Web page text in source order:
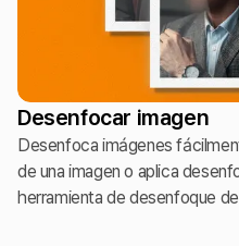
Desenfocar imagen
Desenfoca imágenes
de una imagen o aplica
herramienta de desenfoque